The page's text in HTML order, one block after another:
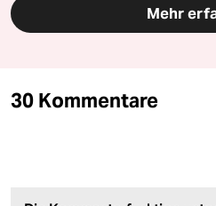
Mehr
30 Kommentare